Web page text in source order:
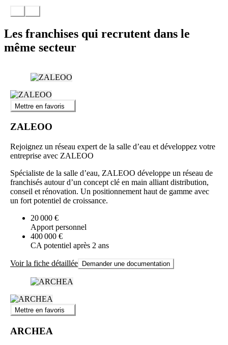
Les franchises qui recrutent dans le
même secteur
Mettre en favoris
ZALEOO
Rejoignez un réseau expert de la salle d’eau et développez votre
entreprise avec ZALEOO
Spécialiste de la salle d’eau, ZALEOO développe un réseau de
franchisés autour d’un concept clé en main alliant distribution,
conseil et rénovation. Un positionnement haut de gamme avec
un fort potentiel de croissance.
20 000 €
Apport personnel
400 000 €
CA potentiel après 2 ans
Voir la fiche détaillée Demander une documentation
Mettre en favoris
ARCHEA